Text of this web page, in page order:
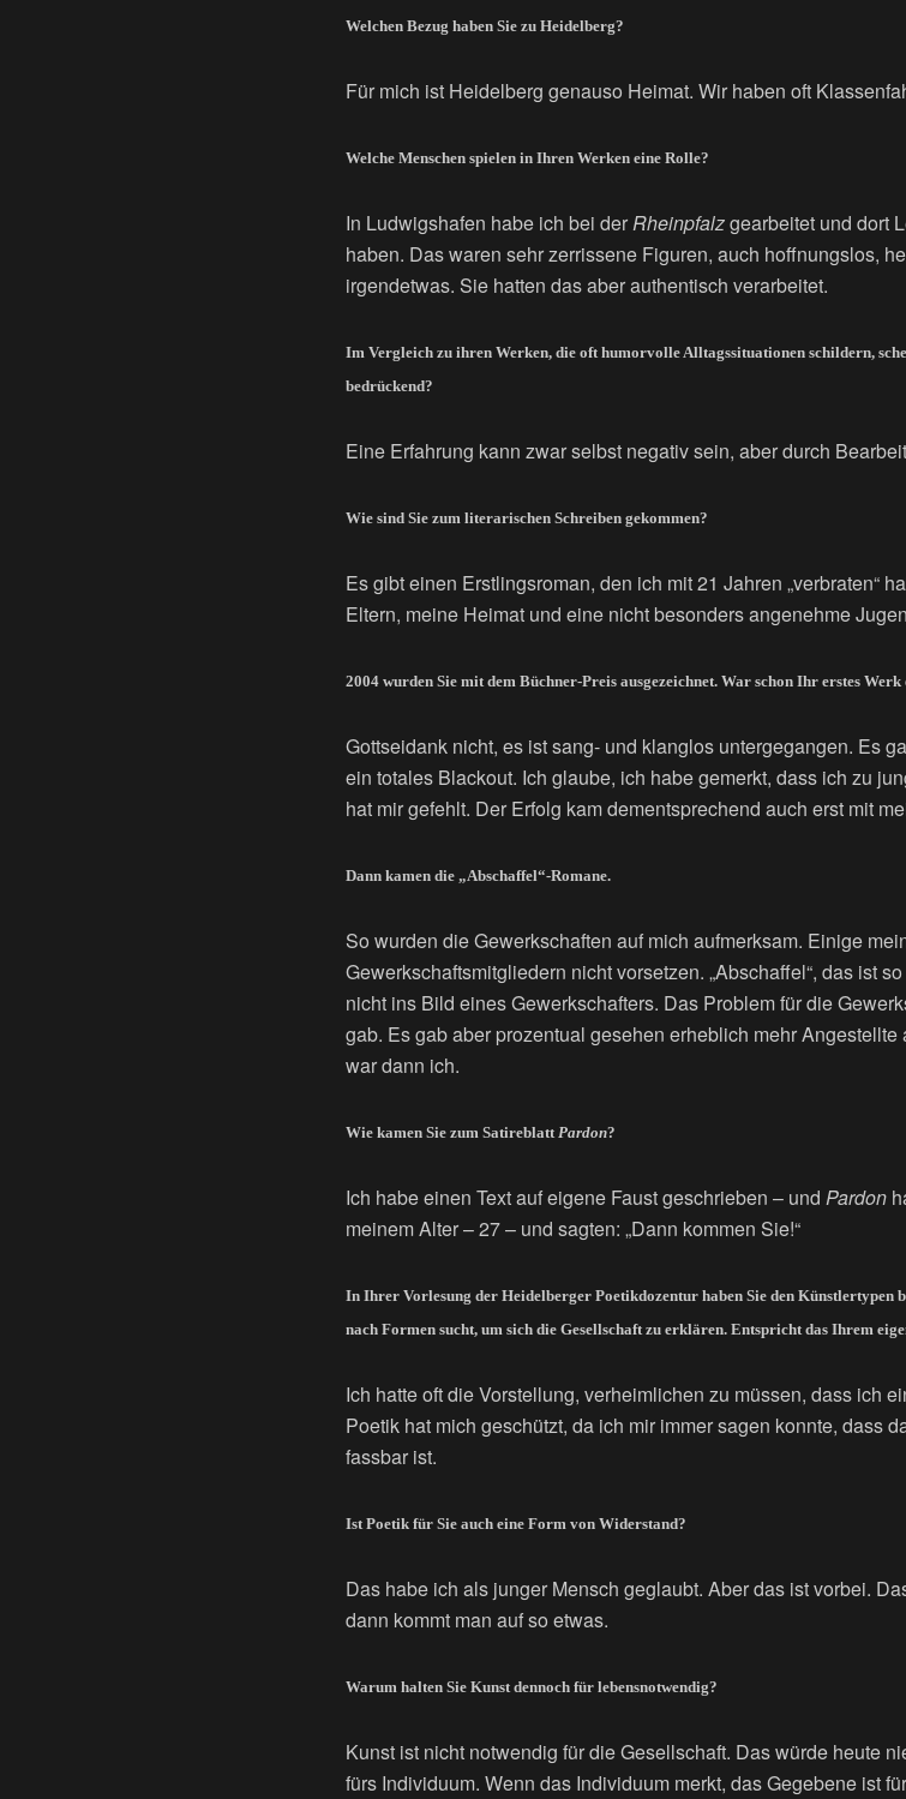
Welchen Bezug haben Sie zu Heidelberg?
Für mich ist Heidelberg genauso Heimat. Wir haben oft
Welche Menschen spielen in Ihren Werken eine Rolle?
In Ludwigshafen habe ich bei derRheinpfalzgearbeitet und dort
haben. Das waren sehr zerrissene Figuren, auch hoffnungslos,
irgendetwas. Sie hatten das aber authentisch verarbeitet.
Im Vergleich zu ihren Werken, die oft humorvolle Alltagssituationen schildern,
bedrückend?
Eine Erfahrung kann zwar selbst negativ sein, aber durch
Wie sind Sie zum literarischen Schreiben gekommen?
Es gibt einen Erstlingsroman, den ich mit 21 Jahren „verbraten“
Eltern, meine Heimat und eine nicht besonders angenehme
2004 wurden Sie mit dem Büchner-Preis ausgezeichnet. War schon Ihr erstes
Gottseidank nicht, es ist sang- und klanglos untergegangen. Es
ein totales Blackout. Ich glaube, ich habe gemerkt, dass ich zu
hat mir gefehlt. Der Erfolg kam dementsprechend auch erst mit
Dann kamen die „Abschaffel“-Romane.
So wurden die Gewerkschaften auf mich aufmerksam. Einige
Gewerkschaftsmitgliedern nicht vorsetzen. „Abschaffel“, das ist
nicht ins Bild eines Gewerkschafters. Das Problem für die
gab. Es gab aber prozentual gesehen erheblich mehr
war dann ich.
Wie kamen Sie zum SatireblattPardon?
Ich habe einen Text auf eigene Faust geschrieben – und Pardon
meinem Alter – 27 – und sagten: „Dann kommen Sie!“
In Ihrer Vorlesung der Heidelberger Poetikdozentur haben Sie den Künstlertypen
nach Formen sucht, um sich die Gesellschaft zu erklären. Entspricht das Ihrem
Ich hatte oft die Vorstellung, verheimlichen zu müssen, dass ich
Poetik hat mich geschützt, da ich mir immer sagen konnte, dass
fassbar ist.
Ist Poetik für Sie auch eine Form von Widerstand?
Das habe ich als junger Mensch geglaubt. Aber das ist vorbei.
dann kommt man auf so etwas.
Warum halten Sie Kunst dennoch für lebensnotwendig?
Kunst ist nicht notwendig für die Gesellschaft. Das würde heute
fürs Individuum. Wenn das Individuum merkt, das Gegebene ist